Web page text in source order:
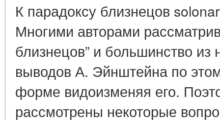
К парадоксу близнецов
Многими авторами
близнецов” и большинство
выводов А. Эйнштейна по
форме видоизменяя его.
рассмотрены некоторые